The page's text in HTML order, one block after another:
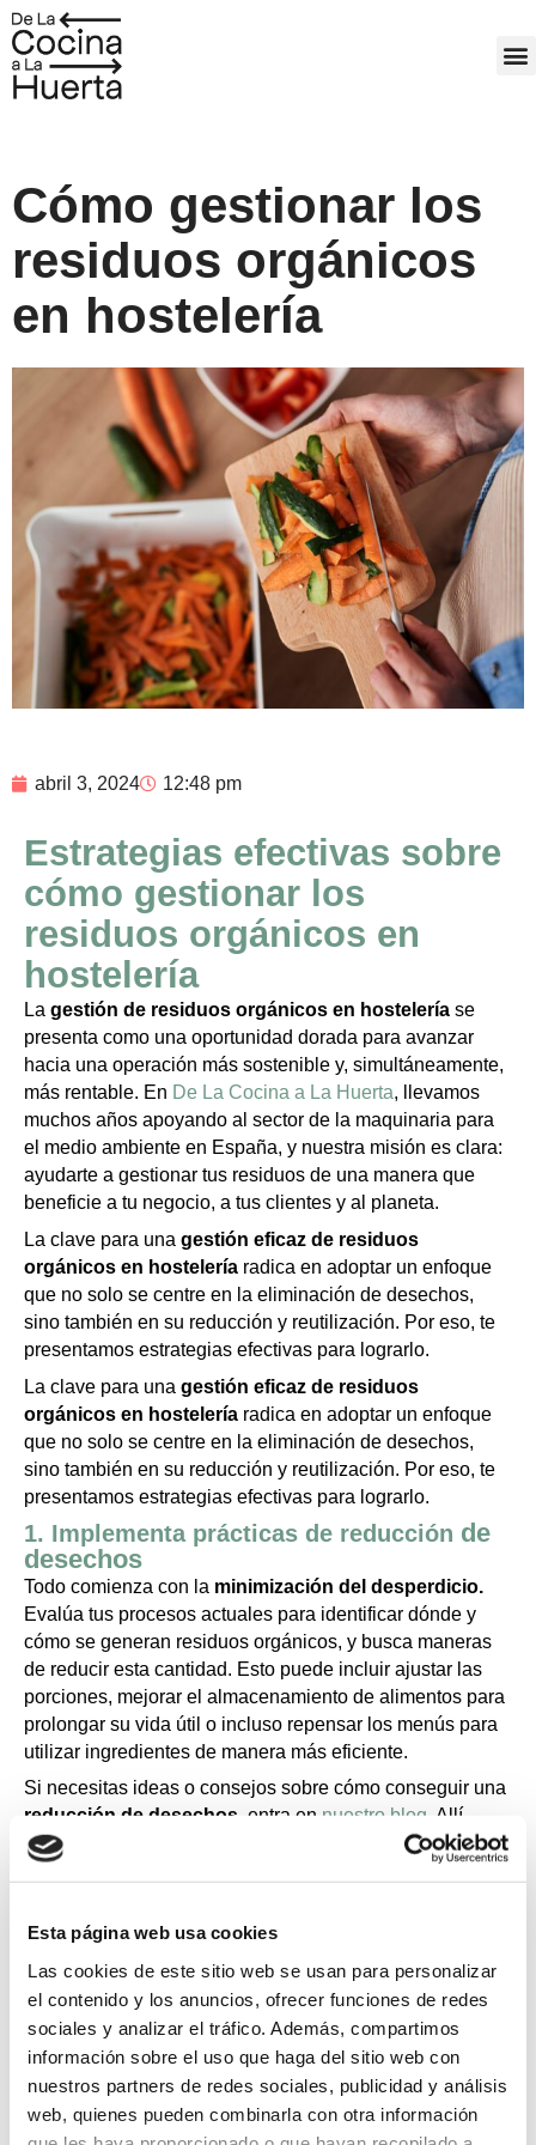
Esta página web usa cookies
Las cookies de este sitio web se usan para personalizar
el contenido y los anuncios, ofrecer funciones de redes
sociales y analizar el tráfico. Además, compartimos
información sobre el uso que haga del sitio web con
nuestros partners de redes sociales, publicidad y análisis
web, quienes pueden combinarla con otra información
al
contenido
Cómo gestionar los
residuos orgánicos
en hostelería
abril 3, 2024 12:48 pm
Estrategias efectivas sobre
cómo gestionar los
residuos orgánicos en
hostelería
La gestión de residuos orgánicos en hostelería se
presenta como una oportunidad dorada para avanzar
hacia una operación más sostenible y, simultáneamente,
más rentable. En De La Cocina a La Huerta, llevamos
muchos años apoyando al sector de la maquinaria para
el medio ambiente en España, y nuestra misión es clara:
ayudarte a gestionar tus residuos de una manera que
beneficie a tu negocio, a tus clientes y al planeta.
La clave para una gestión eficaz de residuos
orgánicos en hostelería radica en adoptar un enfoque
que no solo se centre en la eliminación de desechos,
sino también en su reducción y reutilización. Por eso, te
presentamos estrategias efectivas para lograrlo.
La clave para una gestión eficaz de residuos
orgánicos en hostelería radica en adoptar un enfoque
que no solo se centre en la eliminación de desechos,
sino también en su reducción y reutilización. Por eso, te
presentamos estrategias efectivas para lograrlo.
1. Implementa prácticas de reducción de
desechos
Todo comienza con la minimización del desperdicio.
Evalúa tus procesos actuales para identificar dónde y
cómo se generan residuos orgánicos, y busca maneras
de reducir esta cantidad. Esto puede incluir ajustar las
porciones, mejorar el almacenamiento de alimentos para
prolongar su vida útil o incluso repensar los menús para
utilizar ingredientes de manera más eficiente.
Si necesitas ideas o consejos sobre cómo conseguir una
reducción de desechos , entra en nuestro blog . Allí,
encontrarás varios artículos que te pueden resultar
orgánicos en hostelería
La segregación y el
reciclaje de residuos orgánicos
deben convertirse en una práctica estándar en tu
negocio. Involucra a tu equipo en la identificación de
materiales compostables y asegúrate de disponer de
contenedores específicos para su recolección. Esto no
solo facilita el proceso dereciclaje en hostelería,sino
que también fomenta una cultura desostenibilidad